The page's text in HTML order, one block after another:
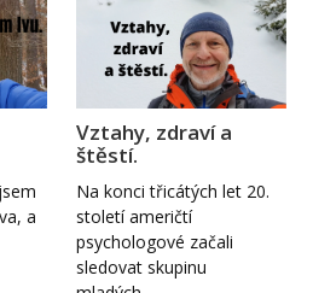
a
Vztahy, zdraví a
štěstí.
Na konci třicátých let 20.
století američtí
psychologové začali
sledovat skupinu